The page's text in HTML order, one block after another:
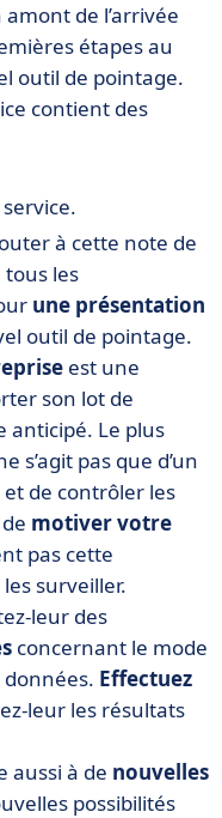
amont de l’arrivée
étapes au
outil de pointage.
contient des
à cette note de
tous les
une présentation
outil de pointage.
est une
son lot de
anticipé. Le plus
s’agit pas que d’un
de contrôler les
motiver votre
pas cette
surveiller.
leur des
concernant le mode
données. Effectuez
leur les résultats
aussi à de nouvelles
possibilités